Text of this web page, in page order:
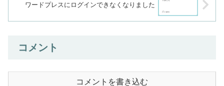
ワードプレスにログインできなくなりました
コメント
コメントを書き込む